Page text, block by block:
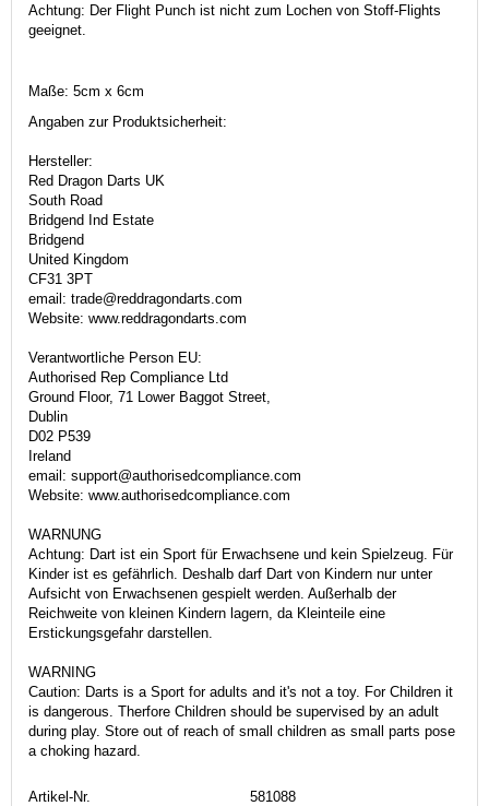
Achtung: Der Flight Punch ist nicht zum Lochen von Stoff-Flights
geeignet.
Maße: 5cm x 6cm
Angaben zur Produktsicherheit:
Hersteller:
Red Dragon Darts UK
South Road
Bridgend Ind Estate
Bridgend
United Kingdom
CF31 3PT
email: trade@reddragondarts.com
Website: www.reddragondarts.com
Verantwortliche Person EU:
Authorised Rep Compliance Ltd
Ground Floor, 71 Lower Baggot Street,
Dublin
D02 P539
Ireland
email: support@authorisedcompliance.com
Website: www.authorisedcompliance.com
WARNUNG
Achtung: Dart ist ein Sport für Erwachsene und kein Spielzeug. Für
Kinder ist es gefährlich. Deshalb darf Dart von Kindern nur unter
Aufsicht von Erwachsenen gespielt werden. Außerhalb der
Reichweite von kleinen Kindern lagern, da Kleinteile eine
Erstickungsgefahr darstellen.
WARNING
Caution: Darts is a Sport for adults and it's not a toy. For Children it
is dangerous. Therfore Children should be supervised by an adult
during play. Store out of reach of small children as small parts pose
a choking hazard.
Artikel-Nr.
581088